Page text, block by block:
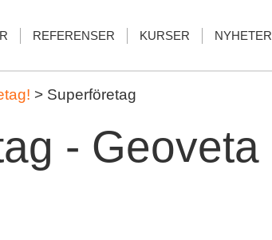
REFERENSER KURSER NYHETER
> Superföretag
- Geoveta